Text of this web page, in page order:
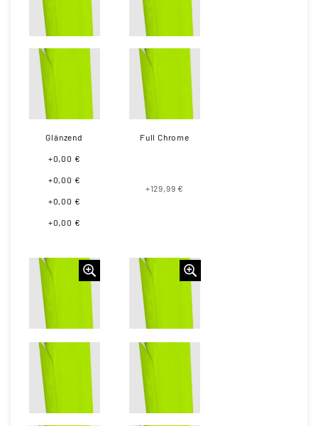
Glänzend
+0,00 €
+0,00 €
+0,00 €
+0,00 €
Full Chrome
+129,99 €